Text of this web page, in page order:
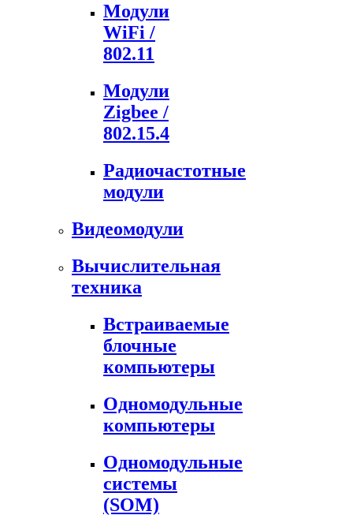
Модули
WiFi /
802.11
Модули
Zigbee /
802.15.4
Радиочастотные
модули
Видеомодули
Вычислительная
техника
Встраиваемые
блочные
компьютеры
Одномодульные
компьютеры
Одномодульные
системы
(SOM)